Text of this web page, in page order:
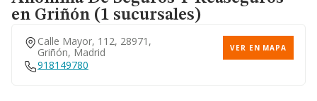
Madrid, Madrid
VER EN MAPA
en Griñón (1 sucursales)
Calle Mayor, 112, 28971,
Griñón, Madrid
VER EN MAPA
918149780